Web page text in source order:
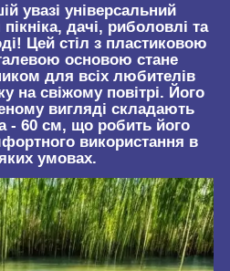
увазі універсальний
дачі, риболовлі та
Цей стіл з пластиковою
основою стане
для всіх любителів
на свіжому повітрі. Його
вигляді складають
- 60 см, що робить його
використання в
умовах.